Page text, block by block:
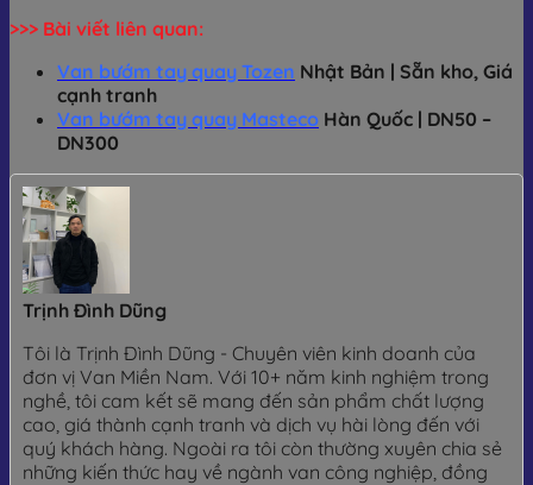
>>> Bài viết liên quan:
Van bướm tay quay Tozen Nhật Bản | Sẵn kho, Giá
cạnh tranh
Van bướm tay quay Masteco Hàn Quốc | DN50 –
DN300
Trịnh Đình Dũng
Tôi là Trịnh Đình Dũng - Chuyên viên kinh doanh của
đơn vị Van Miền Nam. Với 10+ năm kinh nghiệm trong
nghề, tôi cam kết sẽ mang đến sản phẩm chất lượng
cao, giá thành cạnh tranh và dịch vụ hài lòng đến với
quý khách hàng. Ngoài ra tôi còn thường xuyên chia sẻ
những kiến thức hay về ngành van công nghiệp, đồng